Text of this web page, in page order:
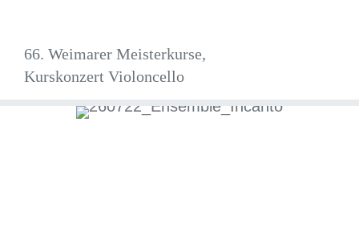
66. Weimarer Meisterkurse,
Kurskonzert Violoncello